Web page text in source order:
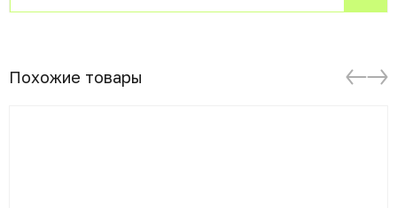
Похожие товары